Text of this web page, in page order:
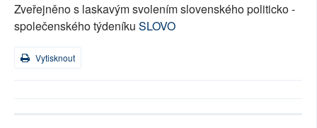
Zveřejněno s laskavým svolením slovenského politicko -
společenského týdeníku SLOVO
Vytisknout